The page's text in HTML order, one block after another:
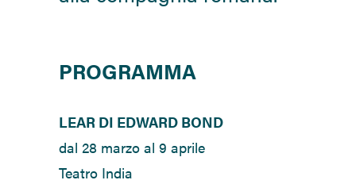
PROGRAMMA
LEAR DI EDWARD BOND
dal 28 marzo al 9 aprile
Teatro India